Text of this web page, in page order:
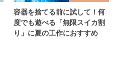
容器を捨てる前に試して！何
度でも遊べる「無限スイカ割
り」に夏の工作におすすめ